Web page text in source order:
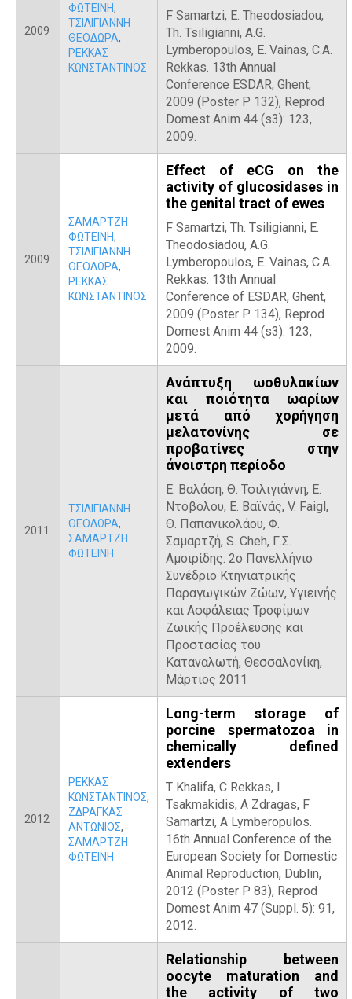
2009
ΦΩΤΕΙΝΗ,
ΤΣΙΛΙΓΙΑΝΝΗ
ΘΕΟΔΩΡΑ,
ΡΕΚΚΑΣ
ΚΩΝΣΤΑΝΤΙΝΟΣ
F Samartzi, E. Theodosiadou,
Th. Tsiligianni, A.G.
Lymberopoulos, E. Vainas, C.A.
Rekkas. 13th Annual
Conference ESDAR, Ghent,
2009 (Poster P 132), Reprod
Domest Anim 44 (s3): 123,
2009.
2009
ΣΑΜΑΡΤΖΗ
ΦΩΤΕΙΝΗ,
ΤΣΙΛΙΓΙΑΝΝΗ
ΘΕΟΔΩΡΑ,
ΡΕΚΚΑΣ
ΚΩΝΣΤΑΝΤΙΝΟΣ
Effect of eCG on the
activity of glucosidases in
the genital tract of ewes
F Samartzi, Th. Tsiligianni, E.
Theodosiadou, A.G.
Lymberopoulos, E. Vainas, C.A.
Rekkas. 13th Annual
Conference of ESDAR, Ghent,
2009 (Poster P 134), Reprod
Domest Anim 44 (s3): 123,
2009.
2011
ΤΣΙΛΙΓΙΑΝΝΗ
ΘΕΟΔΩΡΑ,
ΣΑΜΑΡΤΖΗ
ΦΩΤΕΙΝΗ
Ανάπτυξη ωοθυλακίων
και ποιότητα ωαρίων
μετά από χορήγηση
μελατονίνης σε
προβατίνες στην
άνοιστρη περίοδο
Ε. Βαλάση, Θ. Τσιλιγιάννη, Ε.
Ντόβολου, Ε. Βαϊνάς, V. Faigl,
Θ. Παπανικολάου, Φ.
Σαμαρτζή, S. Cheh, Γ.Σ.
Αμοιρίδης. 2ο Πανελλήνιο
Συνέδριο Κτηνιατρικής
Παραγωγικών Ζώων, Υγιεινής
και Ασφάλειας Τροφίμων
Ζωικής Προέλευσης και
Προστασίας του
Καταναλωτή, Θεσσαλονίκη,
Μάρτιος 2011
2012
ΡΕΚΚΑΣ
ΚΩΝΣΤΑΝΤΙΝΟΣ,
ΖΔΡΑΓΚΑΣ
ΑΝΤΩΝΙΟΣ,
ΣΑΜΑΡΤΖΗ
ΦΩΤΕΙΝΗ
Long-term storage of
porcine spermatozoa in
chemically defined
extenders
T Khalifa, C Rekkas, I
Tsakmakidis, A Zdragas, F
Samartzi, A Lymberopulos.
16th Annual Conference of the
European Society for Domestic
Animal Reproduction, Dublin,
2012 (Poster P 83), Reprod
Domest Anim 47 (Suppl. 5): 91,
2012.
Relationship between
oocyte maturation and
the activity of two